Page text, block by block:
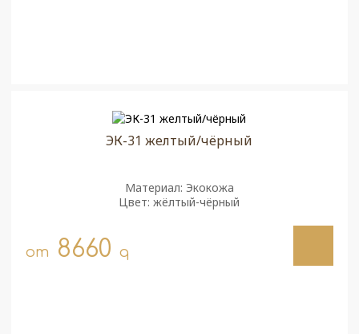
ЭК-31 желтый/чёрный
Материал: Экокожа
Цвет: жёлтый-чёрный
от 8660 q